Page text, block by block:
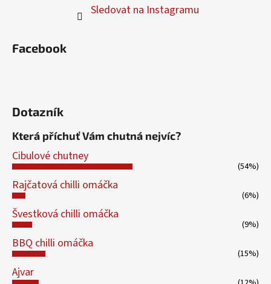
Sledovat na Instagramu
Facebook
Dotazník
Která příchuť Vám chutná nejvíc?
Cibulové chutney
(54%)
Rajčatová chilli omáčka
(6%)
Švestková chilli omáčka
(9%)
BBQ chilli omáčka
(15%)
Ajvar